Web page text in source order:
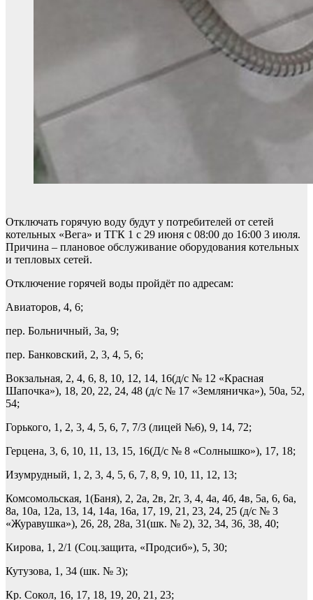
Отключать горячую воду будут у потребителей от сетей
котельных «Вега» и ТГК 1 с 29 июня с 08:00 до 16:00 3 июля.
Причина – плановое обслуживание оборудования котельных
и тепловых сетей.
Отключение горячей воды пройдёт по адресам:
Авиаторов, 4, 6;
пер. Больничный, 3а, 9;
пер. Банковский, 2, 3, 4, 5, 6;
Вокзальная, 2, 4, 6, 8, 10, 12, 14, 16(д/с № 12 «Красная
Шапочка»), 18, 20, 22, 24, 48 (д/с № 17 «Земляничка»), 50а, 52,
54;
Горького, 1, 2, 3, 4, 5, 6, 7, 7/3 (лицей №6), 9, 14, 72;
Герцена, 3, 6, 10, 11, 13, 15, 16(Д/с № 8 «Солнышко»), 17, 18;
Изумрудный, 1, 2, 3, 4, 5, 6, 7, 8, 9, 10, 11, 12, 13;
Комсомольская, 1(Баня), 2, 2а, 2в, 2г, 3, 4, 4а, 4б, 4в, 5а, 6, 6а,
8а, 10а, 12а, 13, 14, 14а, 16а, 17, 19, 21, 23, 24, 25 (д/с № 3
«Журавушка»), 26, 28, 28а, 31(шк. № 2), 32, 34, 36, 38, 40;
Кирова, 1, 2/1 (Соц.защита, «Продсиб»), 5, 30;
Кутузова, 1, 34 (шк. № 3);
Кр. Сокол, 16, 17, 18, 19, 20, 21, 23;